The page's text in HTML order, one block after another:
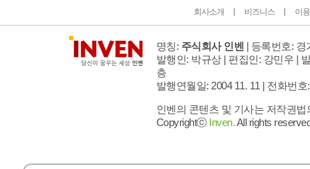
회사소개 비즈니스 이
명칭: 주식회사 인벤 | 등록번호: 경
발행인: 박규상 | 편집인: 강민우 |
층
발행연월일: 2004 11. 11 | 전화번호
인벤의 콘텐츠 및 기사는 저작권
Copyrightⓒ Inven.All rights